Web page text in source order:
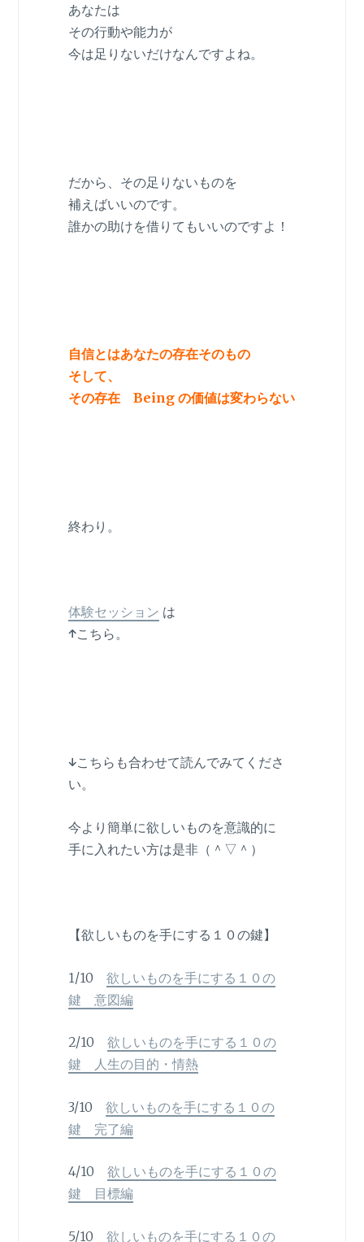
あなたは
その行動や能力が
今は足りないだけなんですよね。
だから、その足りないものを
補えばいいのです。
誰かの助けを借りてもいいのですよ！
自信とはあなたの存在そのもの
そして、
その存在 Being の価値は変わらない
終わり。
体験セッション は
↑こちら。
↓こちらも合わせて読んでみてくださ
い。
今より簡単に欲しいものを意識的に
手に入れたい方は是非（＾▽＾）
【欲しいものを手にする１０の鍵】
1/10 欲しいものを手にする１０の
鍵 意図編
2/10 欲しいものを手にする１０の
鍵 人生の目的・情熱
3/10 欲しいものを手にする１０の
鍵 完了編
4/10 欲しいものを手にする１０の
鍵 目標編
5/10 欲しいものを手にする１０の